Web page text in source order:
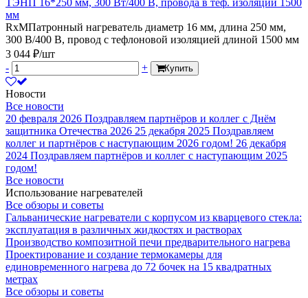
мм
RxMПатронный нагреватель диаметр 16 мм, длина 250 мм,
300 В/400 В, провод с тефлоновой изоляцией длиной 1500 мм
3 044 ₽/шт
-
+ Купить
Новости
Все новости
20 февраля 2026 Поздравляем партнёров и коллег с Днём
защитника Отечества 2026 25 декабря 2025 Поздравляем
коллег и партнёров с наступающим 2026 годом! 26 декабря
2024 Поздравляем партнёров и коллег с наступающим 2025
годом!
Все новости
Использование нагревателей
Все обзоры и советы
Гальванические нагреватели с корпусом из кварцевого стекла:
эксплуатация в различных жидкостях и растворах
Производство композитной печи предварительного нагрева
Проектирование и создание термокамеры для
единовременного нагрева до 72 бочек на 15 квадратных
метрах
Все обзоры и советы